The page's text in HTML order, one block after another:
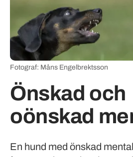
Önskad och
oönskad
En hund med önskad
Fotograf: Måns Engelbrektsson